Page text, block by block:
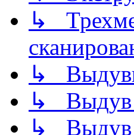
↳
↳
↳ Выдув
↳ Выдув